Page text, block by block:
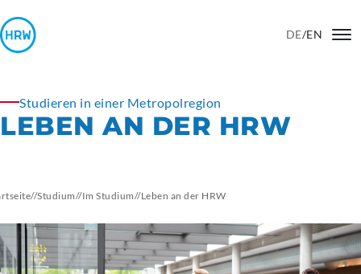
DE/EN
Studieren in einer Metropolregion
LEBEN AN DER HRW
//Studium//Im Studium//Leben an der HRW